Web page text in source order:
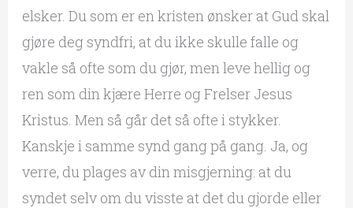
elsker. Du som er en kristen ønsker at Gud skal
gjøre deg syndfri, at du ikke skulle falle og
vakle så ofte som du gjør, men leve hellig og
ren som din kjære Herre og Frelser Jesus
Kristus. Men så går det så ofte i stykker.
Kanskje i samme synd gang på gang. Ja, og
verre, du plages av din misgjerning: at du
syndet selv om du visste at det du gjorde eller